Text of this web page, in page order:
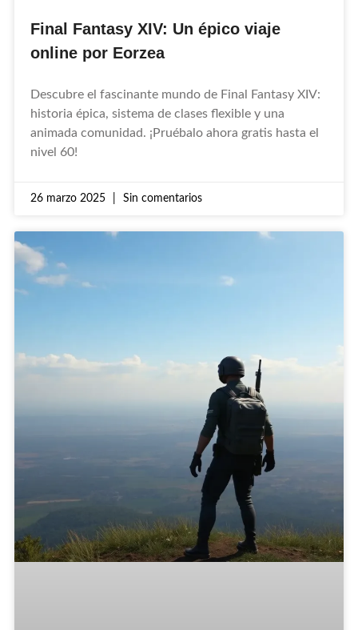
Final Fantasy XIV: Un épico viaje
online por Eorzea
Descubre el fascinante mundo de Final Fantasy XIV:
historia épica, sistema de clases flexible y una
animada comunidad. ¡Pruébalo ahora gratis hasta el
nivel 60!
26 marzo 2025 Sin comentarios